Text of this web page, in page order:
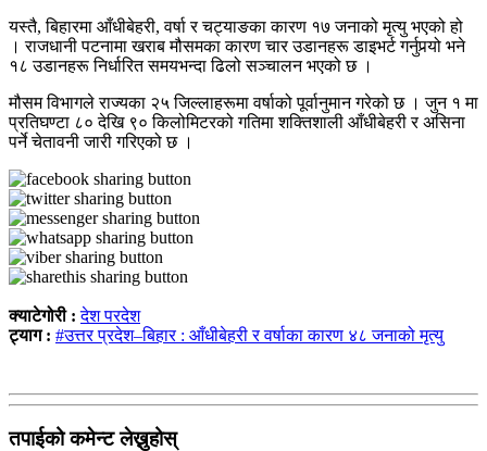
यस्तै, बिहारमा आँधीबेहरी, वर्षा र चट्याङका कारण १७ जनाको मृत्यु भएको हो
। राजधानी पटनामा खराब मौसमका कारण चार उडानहरू डाइभर्ट गर्नुपर्‍यो भने
१८ उडानहरू निर्धारित समयभन्दा ढिलो सञ्चालन भएको छ ।
मौसम विभागले राज्यका २५ जिल्लाहरूमा वर्षाको पूर्वानुमान गरेको छ । जुन १ मा
प्रतिघण्टा ८० देखि ९० किलोमिटरको गतिमा शक्तिशाली आँधीबेहरी र असिना
पर्ने चेतावनी जारी गरिएको छ ।
क्याटेगोरी :देश परदेश
ट्याग : #उत्तर प्रदेश–बिहार : आँधीबेहरी र वर्षाका कारण ४८ जनाको मृत्यु
तपाईको कमेन्ट लेख्नुहोस्